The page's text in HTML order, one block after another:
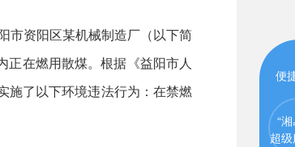
资阳区某机械制造厂（以下简
正在燃用散煤。根据《益阳市人
施了以下环境违法行为：在禁燃
便
“
超